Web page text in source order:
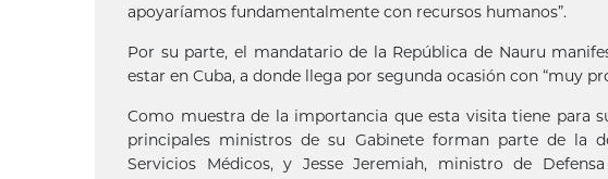
apoyaríamos fundamentalmente con recursos humanos”.
Por su parte, el mandatario de la República de Nauru
estar en Cuba, a donde llega por segunda ocasión con “muy
Como muestra de la importancia que esta visita tiene para
principales ministros de su Gabinete forman parte de la
Servicios Médicos, y Jesse Jeremiah, ministro de